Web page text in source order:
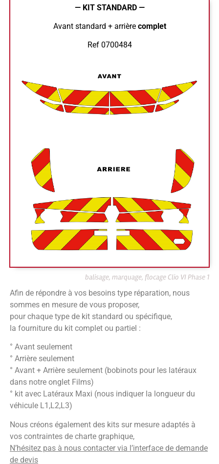
— KIT STANDARD —
Avant standard + arrière complet
Ref 0700484
balisage, marquage, flocage Clio VI Phase 1
Afin de répondre à vos besoins type réparation, nous
sommes en mesure de vous proposer,
pour chaque type de kit standard ou spécifique,
la fourniture du kit complet ou partiel :
° Avant seulement
° Arrière seulement
° Avant + Arrière seulement (bobinots pour les latéraux
dans notre onglet Films)
° kit avec Latéraux Maxi (nous indiquer la longueur du
véhicule L1,L2,L3)
Nous créons également des kits sur mesure adaptés à
vos contraintes de charte graphique,
N’hésitez pas à nous contacter via l’interface de demande
de devis